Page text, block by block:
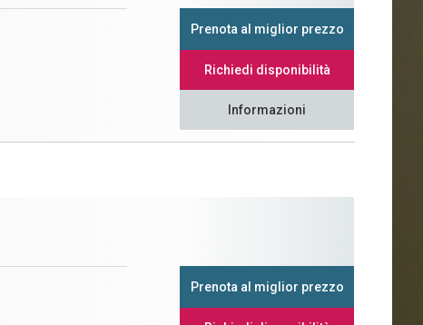
Prenota al miglior prezzo
Richiedi disponibilità
Informazioni
Prenota al miglior prezzo